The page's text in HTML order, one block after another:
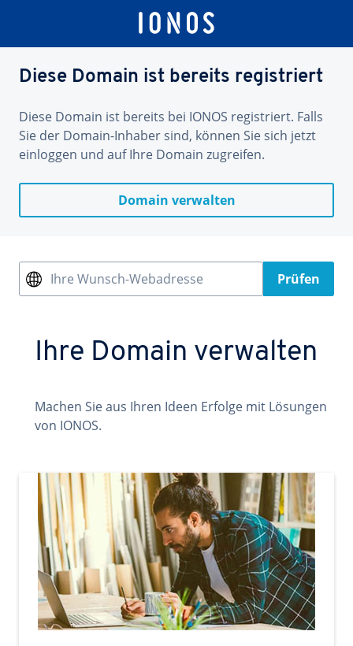
Diese Domain ist bereits registriert
Diese Domain ist bereits bei IONOS registriert. Falls
Sie der Domain-Inhaber sind, können Sie sich jetzt
einloggen und auf Ihre Domain zugreifen.
Domain verwalten
Ihre Wunsch-Webadresse Prüfen
Ihre Domain verwalten
Machen Sie aus Ihren Ideen Erfolge mit Lösungen
von IONOS.